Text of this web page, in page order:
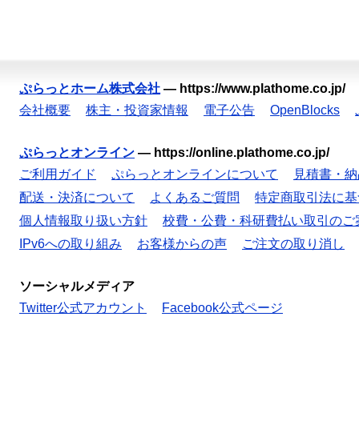
ぷらっとホーム株式会社 — https://www.plathome.co.jp/
会社概要
株主・投資家情報 電子公告 OpenBlocks
ぷらっとオンライン — https://online.plathome.co.jp/
ご利用ガイド
ぷらっとオンラインについて
見積書・
配送・決済について
よくあるご質問
特定商取引法に
個人情報取り扱い方針
校費・公費・科研費払い取引のご
IPv6への取り組み
お客様からの声 ご注文の取り消し
ソーシャルメディア
Twitter公式アカウント
Facebook公式ページ